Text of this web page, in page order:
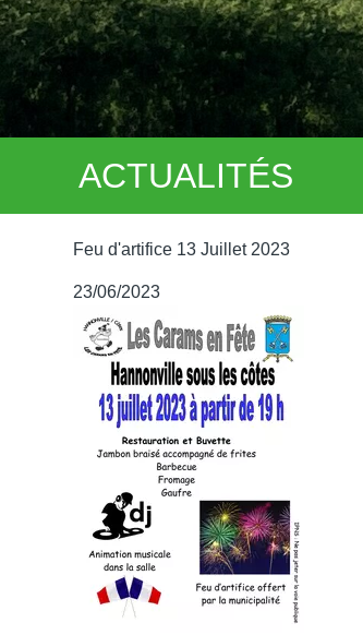
ACTUALITÉS
Feu d'artifice 13 Juillet 2023
23/06/2023